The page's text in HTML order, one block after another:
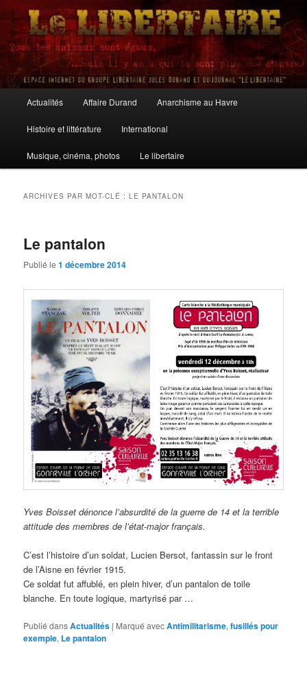
Aller
contenu
principal
Aller
contenu
secondaire
Le Libertaire
principal
Actualités Affaire Durand Anarchisme au Havre
Histoire et littérature International
Musique, cinéma, photos Le libertaire
ARCHIVES PAR MOT-CLÉ :LE PANTALON
Le pantalon
Publié le1 décembre 2014
Yves Boisset dénonce l’absurdité de la guerre de 14 et la terrible
attitude des membres de l’état-major français.
C’est l’histoire d’un soldat, Lucien Bersot, fantassin sur le front
de l’Aisne en février 1915.
Ce soldat fut affublé, en plein hiver, d’un pantalon de toile
blanche. En toute logique, martyrisé par …
Publié dansActualités | Marqué avecAntimilitarisme,fusillés pour
exemple, Le pantalon